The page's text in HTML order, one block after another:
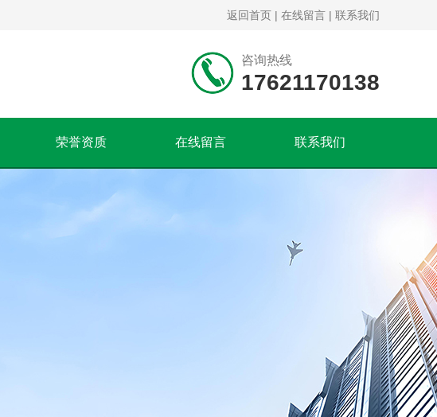
返回首页 | 在线留言 | 联系我们
咨询热线
17621170138
荣誉资质 在线留言 联系我们